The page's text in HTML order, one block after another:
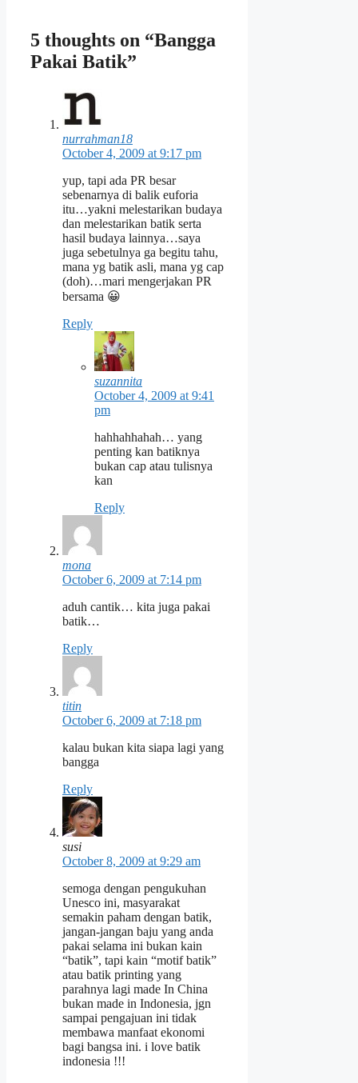
5 thoughts on “Bangga
Pakai Batik”
nurrahman18
October 4, 2009 at 9:17 pm
yup, tapi ada PR besar
sebenarnya di balik euforia
itu…yakni melestarikan budaya
dan melestarikan batik serta
hasil budaya lainnya…saya
juga sebetulnya ga begitu tahu,
mana yg batik asli, mana yg cap
(doh)…mari mengerjakan PR
bersama 😀
Reply
suzannita
October 4, 2009 at 9:41
pm
hahhahhahah… yang
penting kan batiknya
bukan cap atau tulisnya
kan
Reply
mona
October 6, 2009 at 7:14 pm
aduh cantik… kita juga pakai
batik…
Reply
titin
October 6, 2009 at 7:18 pm
kalau bukan kita siapa lagi yang
bangga
Reply
susi
October 8, 2009 at 9:29 am
semoga dengan pengukuhan
Unesco ini, masyarakat
semakin paham dengan batik,
jangan-jangan baju yang anda
pakai selama ini bukan kain
“batik”, tapi kain “motif batik”
atau batik printing yang
parahnya lagi made In China
bukan made in Indonesia, jgn
sampai pengajuan ini tidak
membawa manfaat ekonomi
bagi bangsa ini. i love batik
indonesia !!!